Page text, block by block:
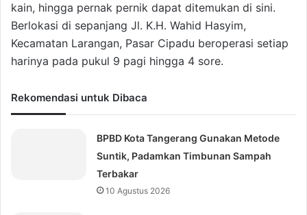
kain, hingga pernak pernik dapat ditemukan di sini.
Berlokasi di sepanjang Jl. K.H. Wahid Hasyim,
Kecamatan Larangan, Pasar Cipadu beroperasi setiap
harinya pada pukul 9 pagi hingga 4 sore.
Rekomendasi untuk Dibaca
BPBD Kota Tangerang Gunakan Metode
Suntik, Padamkan Timbunan Sampah
Terbakar
10 Agustus 2026